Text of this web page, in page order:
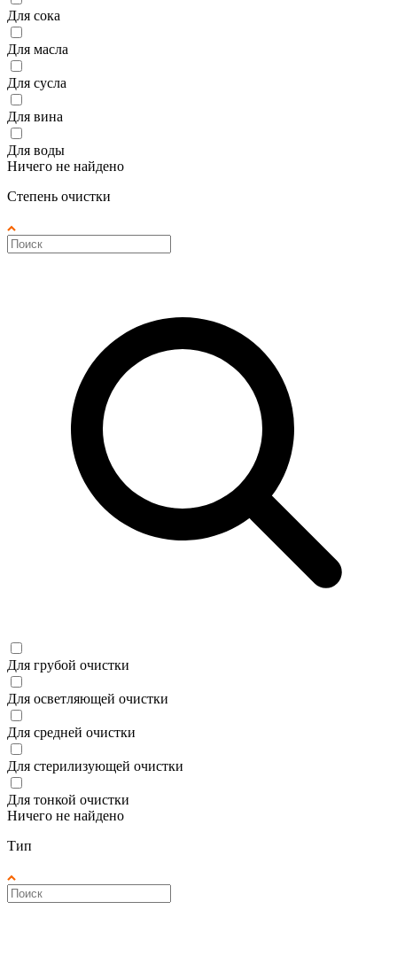
Для сока
Для масла
Для сусла
Для вина
Для воды
Ничего не найдено
Степень очистки
Для грубой очистки
Для осветляющей очистки
Для средней очистки
Для стерилизующей очистки
Для тонкой очистки
Ничего не найдено
Тип